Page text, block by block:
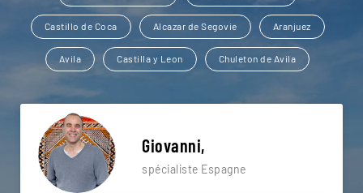
Castillo de Coca Alcazar de Segovie Aranjuez
Avila Castilla y Leon Chuleton de Avila
Giovanni,
spécialiste Espagne